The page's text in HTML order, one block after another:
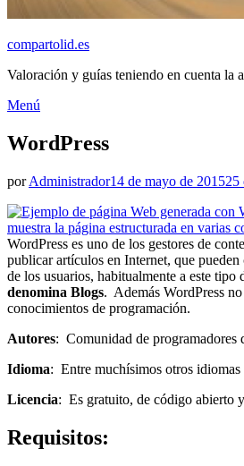
compartolid.es
Valoración y guías teniendo en cuenta la
Saltar
contenido
Menú
WordPress
porAdministradorPublicado
14 de mayo de 201525
WordPress es uno de los gestores de
publicar artículos en Internet, que
de los usuarios, habitualmente a este tipo
denomina Blogs. Además WordPress
conocimientos de programación.
Autores: Comunidad de programadores
Idioma: Entre muchísimos otros idiomas
Licencia: Es gratuito, de código abierto
Requisitos: